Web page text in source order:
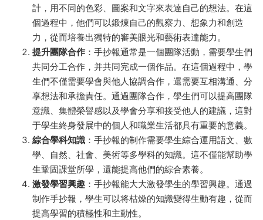
計，用不同的色彩、圖案和文字來表達自己的想法。在這
個過程中，他們可以鍛煉自己的觀察力、想象力和創造
力，從而培養出獨特的審美眼光和藝術表達能力。
提升團隊合作 ：手抄報通常是一個團隊活動，需要學生們
共同分工合作，并共同完成一個作品。在這個過程中，學
生們不僅需要學會與他人協調合作，還需要互相溝通、分
享想法和承擔責任。通過團隊合作，學生們可以提高團隊
意識、集體榮譽感以及學會分享和接受他人的建議，這對
于學生終身發展中的個人和職業生活都具有重要的意義。
綜合學科知識 ：手抄報的制作需要學生綜合運用語文、數
學、自然、社會、美術等多學科的知識。這不僅能幫助學
生鞏固課堂所學，還能提高他們的綜合素養。
激發學習興趣 ：手抄報能大大激發學生的學習興趣。通過
制作手抄報，學生可以将枯燥的知識變得生動有趣，從而
提高學習的積極性和主動性。